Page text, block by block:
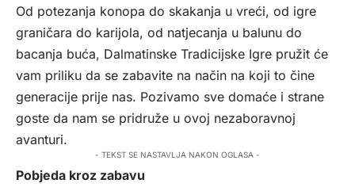
Od potezanja konopa do skakanja u vreći, od igre
graničara do karijola, od natjecanja u balunu do
bacanja buća, Dalmatinske Tradicijske Igre pružit će
vam priliku da se zabavite na način na koji to čine
generacije prije nas. Pozivamo sve domaće i strane
goste da nam se pridruže u ovoj nezaboravnoj
avanturi.
- TEKST SE NASTAVLJA NAKON OGLASA -
Pobjeda kroz zabavu